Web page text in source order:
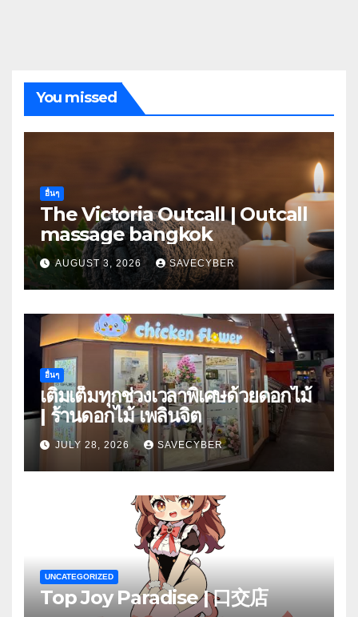
You missed
อื่นๆ
The Victoria Outcall | Outcall
massage bangkok
AUGUST 3, 2026 SAVECYBER
อื่นๆ
เติมเต็มทุกช่วงเวลาพิเศษด้วยดอกไม้
| ร้านดอกไม้ เพลินจิต
JULY 28, 2026 SAVECYBER
UNCATEGORIZED
Top Joy Paradise | 口交店